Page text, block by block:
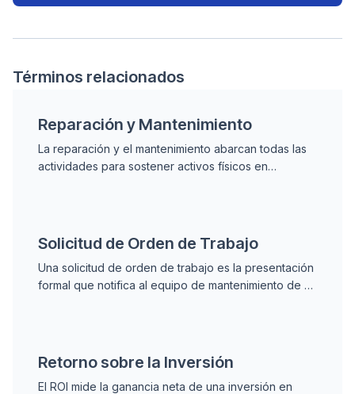
Términos relacionados
Reparación y Mantenimiento
La reparación y el mantenimiento abarcan todas las
actividades para sostener activos físicos en
Solicitud de Orden de Trabajo
Una solicitud de orden de trabajo es la presentación
formal que notifica al equipo de mantenimiento de un
Retorno sobre la Inversión
El ROI mide la ganancia neta de una inversión en